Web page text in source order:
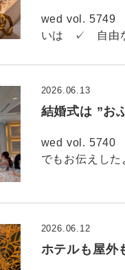
wed vol. 5749
いは ✓ 自由
結婚式は ”お
2026.06.13
wed vol. 5740
でもお伝えし
ホテルも屋外
2026.06.12